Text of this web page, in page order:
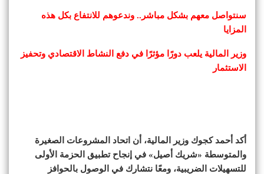
سنتواصل معهم بشكل مباشر.. وندعوهم للانتفاع بكل هذه
المزايا
وزير المالية يلعب دورًا مؤثرًا في دفع النشاط الاقتصادي وتحفيز
الاستثمار
أكد أحمد كجوك وزير المالية، أن اتحاد المشروعات الصغيرة
والمتوسطة «شريك أصيل» في إنجاح تطبيق الحزمة الأولى
للتسهيلات الضريبية، ومعًا نتشارك في الوصول بالحوافز